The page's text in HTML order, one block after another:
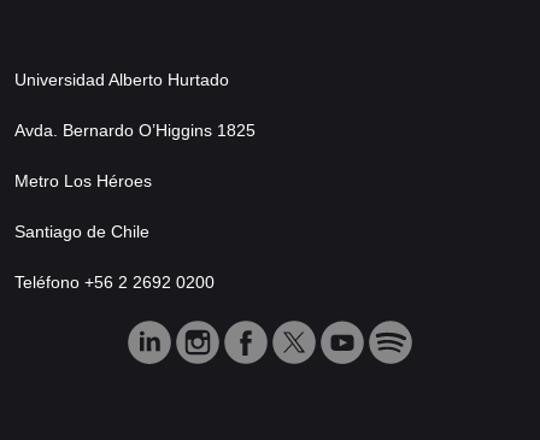
Universidad Alberto Hurtado
Avda. Bernardo O’Higgins 1825
Metro Los Héroes
Santiago de Chile
Teléfono +56 2 2692 0200